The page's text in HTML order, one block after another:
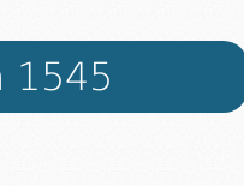
1545